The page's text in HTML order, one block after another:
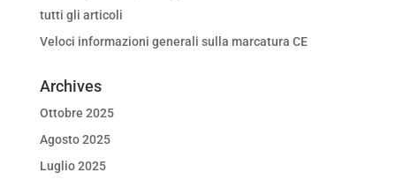
tutti gli articoli
Veloci informazioni generali sulla marcatura CE
Archives
Ottobre 2025
Agosto 2025
Luglio 2025